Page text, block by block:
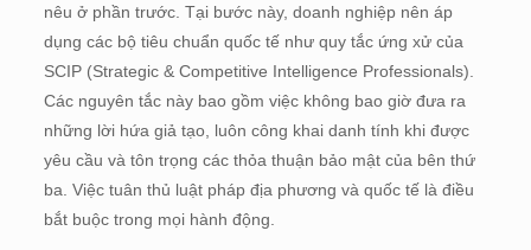
nêu ở phần trước. Tại bước này, doanh nghiệp nên áp
dụng các bộ tiêu chuẩn quốc tế như quy tắc ứng xử của
SCIP (Strategic & Competitive Intelligence Professionals).
Các nguyên tắc này bao gồm việc không bao giờ đưa ra
những lời hứa giả tạo, luôn công khai danh tính khi được
yêu cầu và tôn trọng các thỏa thuận bảo mật của bên thứ
ba. Việc tuân thủ luật pháp địa phương và quốc tế là điều
bắt buộc trong mọi hành động.